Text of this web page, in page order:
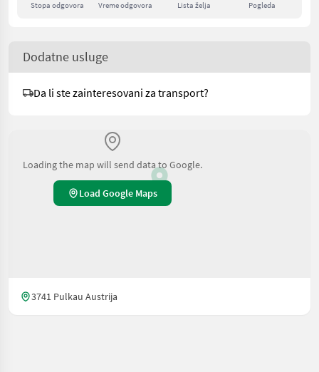
Stopa odgovora Vreme odgovora Lista želja Pogleda
Dodatne usluge
Da li ste zainteresovani za transport?
Loading the map will send data to Google.
Load Google Maps
3741 Pulkau Austrija